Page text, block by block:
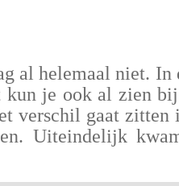
al helemaal niet.
je ook al zien
verschil gaat zitten
Uiteindelijk